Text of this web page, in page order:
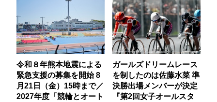
令和８年熊本地震による
緊急支援の募集を開始 8
月21日（金）15時まで／
2027年度「競輪とオート
ガールズドリームレース
を制したのは佐藤水菜 準
決勝出場メンバーが決定
『第2回女子オールスタ